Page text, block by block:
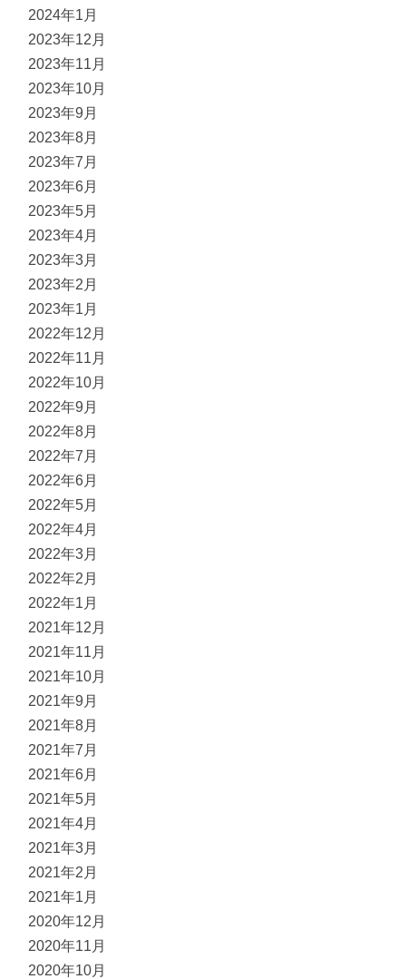
2024年1月
2023年12月
2023年11月
2023年10月
2023年9月
2023年8月
2023年7月
2023年6月
2023年5月
2023年4月
2023年3月
2023年2月
2023年1月
2022年12月
2022年11月
2022年10月
2022年9月
2022年8月
2022年7月
2022年6月
2022年5月
2022年4月
2022年3月
2022年2月
2022年1月
2021年12月
2021年11月
2021年10月
2021年9月
2021年8月
2021年7月
2021年6月
2021年5月
2021年4月
2021年3月
2021年2月
2021年1月
2020年12月
2020年11月
2020年10月